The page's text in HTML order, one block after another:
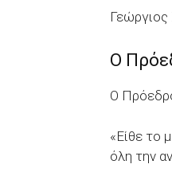
Γεώργιος
Ο
Ο
«Είθε το
όλη την